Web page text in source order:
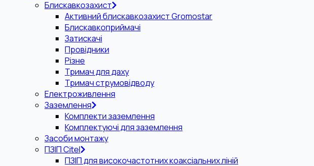
Блискавкозахист
Активний блискавкозахист Gromostar
Блискавкоприймачі
Затискачі
Провідники
Різне
Тримач для даху
Тримач струмовідводу
Електроживлення
Заземлення
Комплекти заземлення
Комплектуючі для заземлення
Засоби монтажу
ПЗІП Citel
ПЗІП для високочастотних коаксіальних ліній